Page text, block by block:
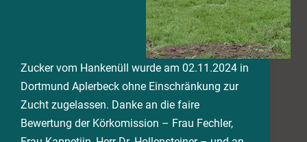
Zucker vom Hankenüll wurde am 02.11.2024 in
Dortmund Aplerbeck ohne Einschränkung zur
Zucht zugelassen. Danke an die faire
Bewertung der Körkomission – Frau Fechler,